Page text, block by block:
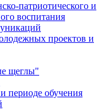
патриотического и
воспитания
проектов и
щеглы"
периоде обучения